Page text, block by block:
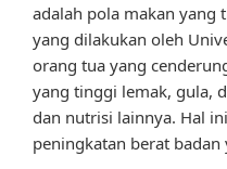
adalah pola makan yang
yang dilakukan oleh
orang tua yang
yang tinggi lemak, gula,
dan nutrisi lainnya. Hal
peningkatan berat badan